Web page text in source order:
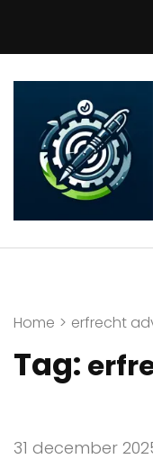
inhoud
(druk
Enter)
Home > erfrecht
Tag:
31 december